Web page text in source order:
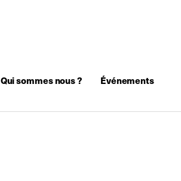
Qui sommes nous ? Événements